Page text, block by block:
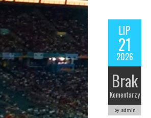
LIP
21
2026
Brak
Komentarzy
by admin